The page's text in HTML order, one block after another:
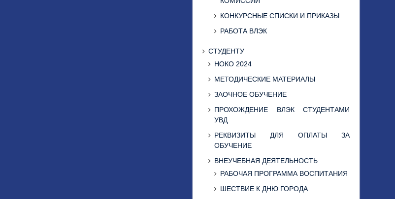
КОНКУРСНЫЕ СПИСКИ И ПРИКАЗЫ
РАБОТА ВЛЭК
СТУДЕНТУ
НОКО 2024
МЕТОДИЧЕСКИЕ МАТЕРИАЛЫ
ЗАОЧНОЕ ОБУЧЕНИЕ
ПРОХОЖДЕНИЕ ВЛЭК СТУДЕНТАМИ
УВД
РЕКВИЗИТЫ ДЛЯ ОПЛАТЫ ЗА
ОБУЧЕНИЕ
ВНЕУЧЕБНАЯ ДЕЯТЕЛЬНОСТЬ
РАБОЧАЯ ПРОГРАММА ВОСПИТАНИЯ
ШЕСТВИЕ К ДНЮ ГОРОДА